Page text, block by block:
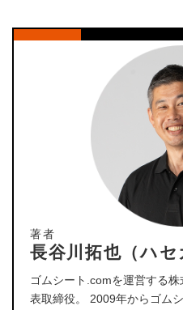
著者
長谷川拓也（ハセ
ゴムシート.comを運営する
表取締役。 2009年からゴム